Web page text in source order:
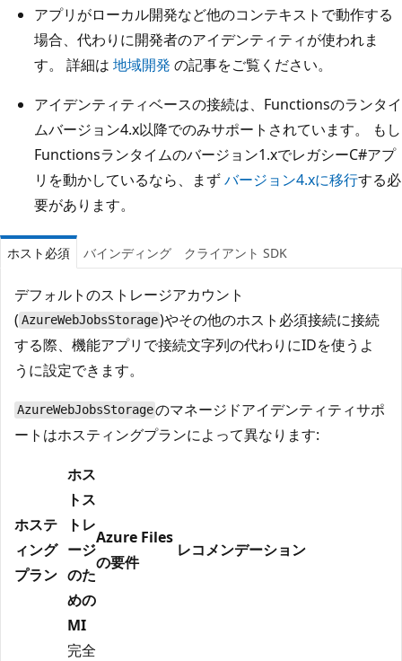
アプリがローカル開発など他のコンテキストで動作する
場合、代わりに開発者のアイデンティティが使われま
す。 詳細は 地域開発 の記事をご覧ください。
アイデンティティベースの接続は、Functionsのランタイ
ムバージョン4.x以降でのみサポートされています。 もし
Functionsランタイムのバージョン1.xでレガシーC#アプ
リを動かしているなら、まずバージョン4.xに移行する必
要があります。
ホスト必須 バインディング クライアント SDK
デフォルトのストレージアカウント
( AzureWebJobsStorage)やその他のホスト必須接続に接続
する際、機能アプリで接続文字列の代わりにIDを使うよ
うに設定できます。
AzureWebJobsStorageのマネージドアイデンティティサポ
ートはホスティングプランによって異なります:
ホステ
ィング
プラン
ホス
トス
トレ
ージ
のた
めの
MI
Azure Files
の要件
レコメンデーション
完全